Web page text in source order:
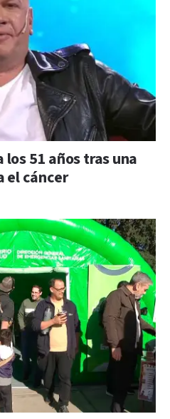
51 años tras una
el cáncer